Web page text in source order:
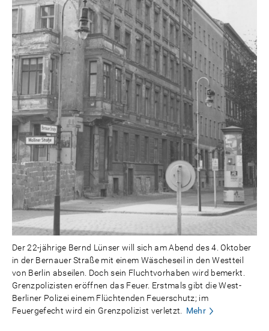
Der 22-jährige Bernd Lünser will sich am Abend des 4. Oktober
in der Bernauer Straße mit einem Wäscheseil in den Westteil
von Berlin abseilen. Doch sein Fluchtvorhaben wird bemerkt.
Grenzpolizisten eröffnen das Feuer. Erstmals gibt die West-
Berliner Polizei einem Flüchtenden Feuerschutz; im
Feuergefecht wird ein Grenzpolizist verletzt.
Mehr